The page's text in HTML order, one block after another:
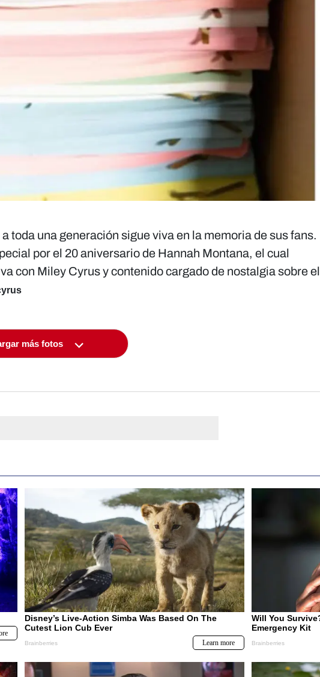
toda una generación sigue viva en la memoria de sus fans.
por el 20 aniversario de Hannah Montana, el cual
con Miley Cyrus y contenido cargado de nostalgia sobre el
más fotos